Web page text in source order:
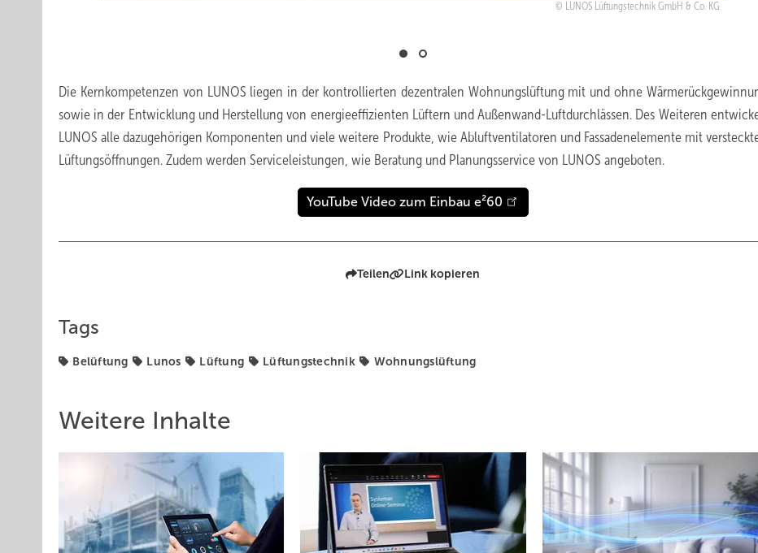
LUNOS Lüftungstechnik GmbH & Co. KG
Die Kernkompetenzen von LUNOS liegen in der kontrollierten dezentralen Wohnungslüftung mit und ohne
sowie in der Entwicklung und Herstellung von energieeffizienten Lüftern und Außenwand-Luftdurchlässen. Des Weiteren
LUNOS alle dazugehörigen Komponenten und viele weitere Produkte, wie Abluftventilatoren und Fassadenelemente mit
Lüftungsöffnungen. Zudem werden Serviceleistungen, wie Beratung und Planungsservice von LUNOS angeboten.
YouTube Video zum Einbau e²60
Teilen Link kopieren
Tags
Belüftung Lunos Lüftung Lüftungstechnik Wohnungslüftung
Weitere Inhalte